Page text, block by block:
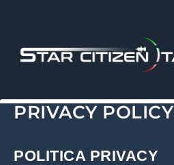
PRIVACY POLICY
POLITICA PRIVACY